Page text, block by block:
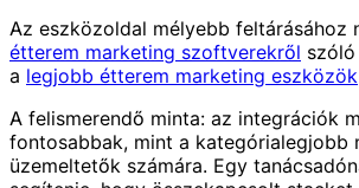
Az eszközoldal mélyebb feltárásához
étterem marketing szoftverekről
a legjobb étterem marketing eszközök
A felismerendő minta: az integrációk
fontosabbak, mint a kategórialegjobb
üzemeltetők számára. Egy